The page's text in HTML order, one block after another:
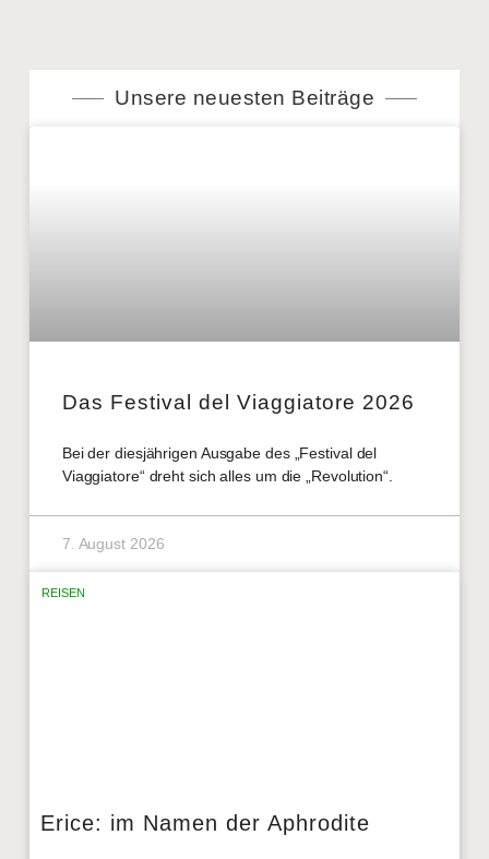
Unsere neuesten Beiträge
Das Festival del Viaggiatore 2026
Bei der diesjährigen Ausgabe des „Festival del
Viaggiatore“ dreht sich alles um die „Revolution“.
7. August 2026
REISEN
Erice: im Namen der Aphrodite